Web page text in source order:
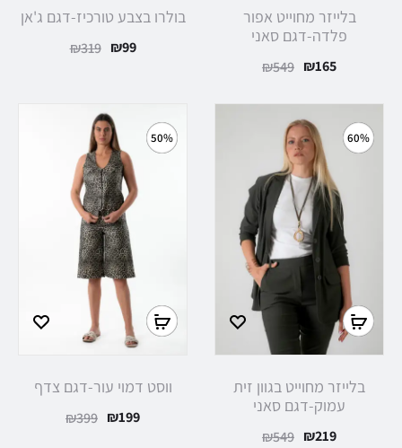
בלייזר מחוייט אפור
פלדה-דגם סאני
₪549 ₪165
בולרו בצבע טורכיז-דגם ג'אן
₪319 ₪99
60%
בלייזר מחוייט בגוון זית
עמוק-דגם סאני
₪549 ₪219
50%
ווסט דמוי עור-דגם צדף
₪399 ₪199